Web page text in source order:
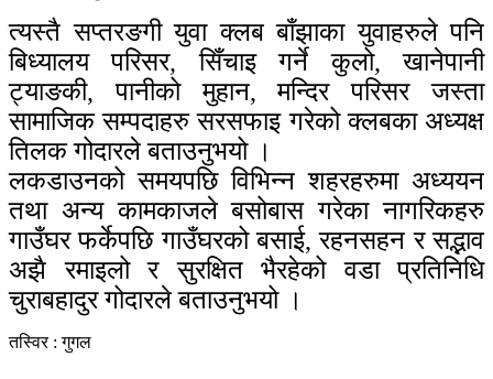
त्यस्तै सप्तरङगी युवा क्लब बाँझाका युवाहरुले पनि
बिध्यालय परिसर, सिँचाइ गर्ने कुलो, खानेपानी
ट्याङकी, पानीको मुहान, मन्दिर परिसर जस्ता
सामाजिक सम्पदाहरु सरसफाइ गरेको क्लबका अध्यक्ष
तिलक गोदारले बताउनुभयो ।
लकडाउनको समयपछि विभिन्न शहरहरुमा अध्ययन
तथा अन्य कामकाजले बसोबास गरेका नागरिकहरु
गाउँघर फर्केपछि गाउँघरको बसाई, रहनसहन र सद्भाव
अझै रमाइलो र सुरक्षित भैरहेको वडा प्रतिनिधि
चुराबहादुर गोदारले बताउनुभयो ।
तस्विर : गुगल